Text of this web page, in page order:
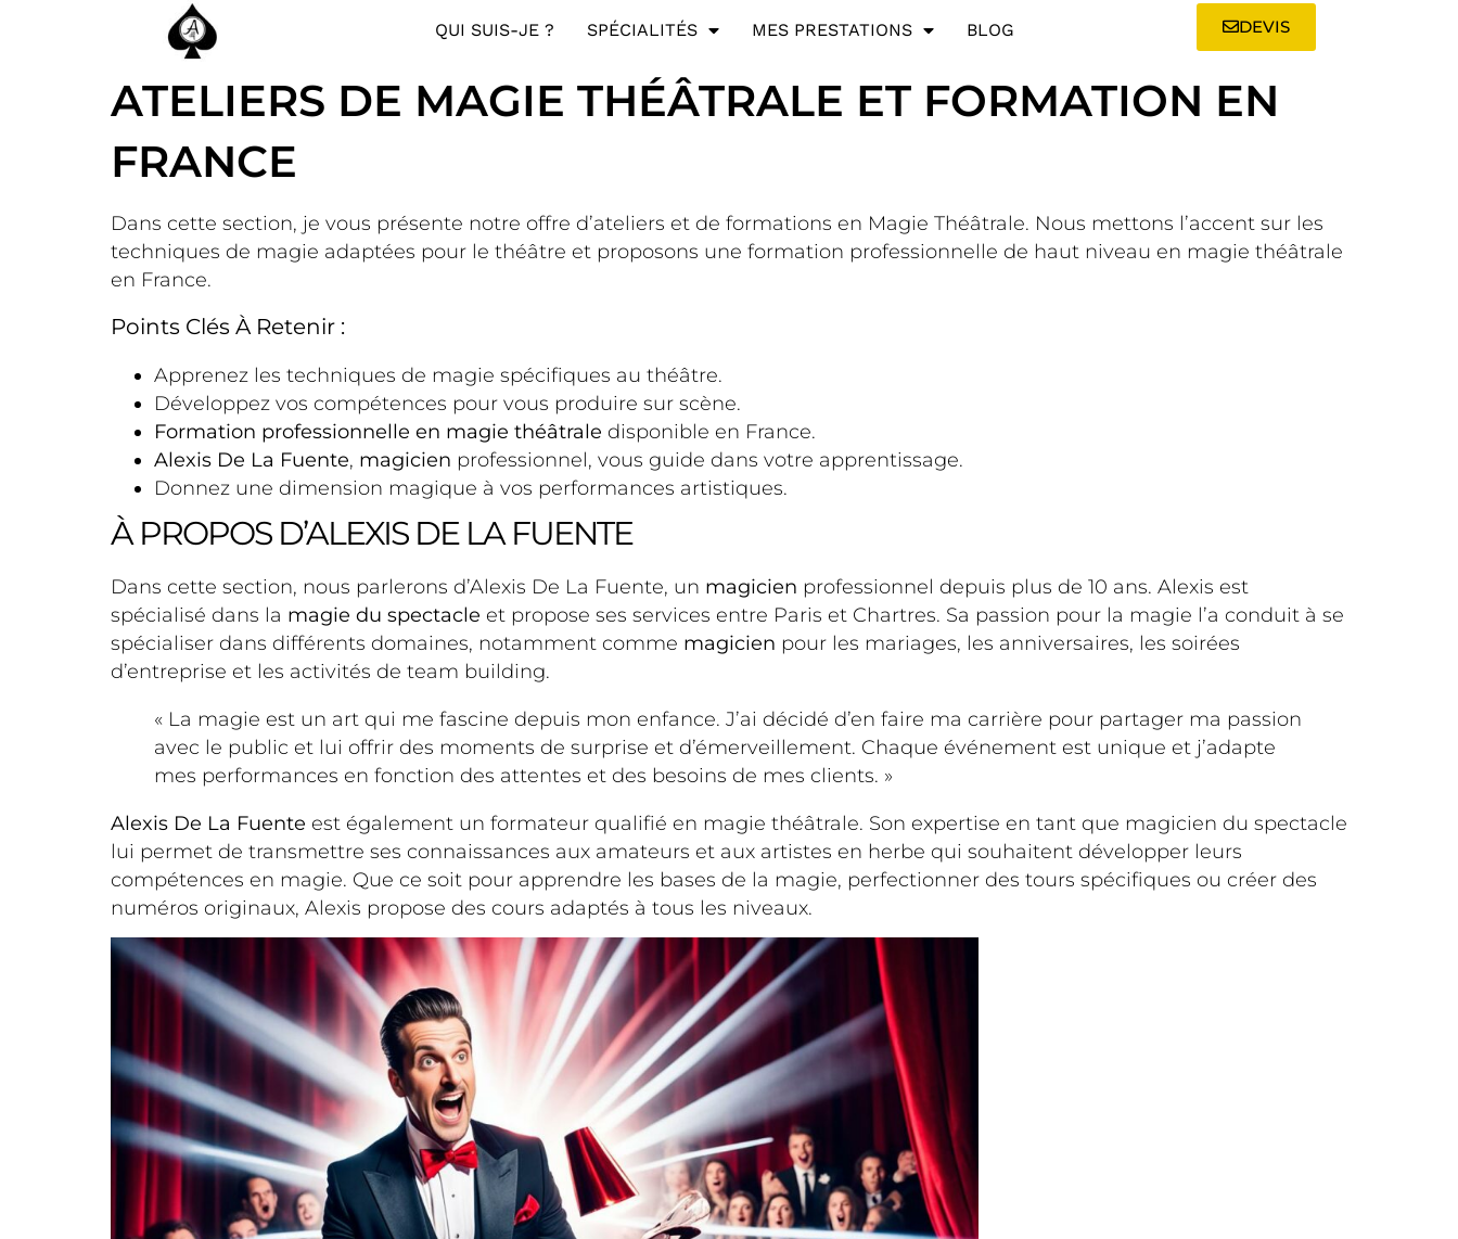
QUI SUIS-JE ? SPÉCIALITÉS MES PRESTATIONS BLOG DEVIS
ATELIERS DE MAGIE THÉÂTRALE ET FORMATION EN
FRANCE
Dans cette section, je vous présente notre offre d’ateliers et de formations en Magie Théâtrale. Nous mettons l’accent sur les
techniques de magie adaptées pour le théâtre et proposons une formation professionnelle de haut niveau en magie théâtrale
en France.
Points Clés À Retenir :
Apprenez les techniques de magie spécifiques au théâtre.
Développez vos compétences pour vous produire sur scène.
Formation professionnelle en magie théâtrale disponible en France.
Alexis De La Fuente, magicien professionnel, vous guide dans votre apprentissage.
Donnez une dimension magique à vos performances artistiques.
À PROPOS D’ALEXIS DE LA FUENTE
Dans cette section, nous parlerons d’Alexis De La Fuente, un magicien professionnel depuis plus de 10 ans. Alexis est
spécialisé dans la magie du spectacle et propose ses services entre Paris et Chartres. Sa passion pour la magie l’a conduit à se
spécialiser dans différents domaines, notamment comme magicien pour les mariages, les anniversaires, les soirées
d’entreprise et les activités de team building.
« La magie est un art qui me fascine depuis mon enfance. J’ai décidé d’en faire ma carrière pour partager ma passion
avec le public et lui offrir des moments de surprise et d’émerveillement. Chaque événement est unique et j’adapte
mes performances en fonction des attentes et des besoins de mes clients. »
Alexis De La Fuente est également un formateur qualifié en magie théâtrale. Son expertise en tant que magicien du spectacle
lui permet de transmettre ses connaissances aux amateurs et aux artistes en herbe qui souhaitent développer leurs
compétences en magie. Que ce soit pour apprendre les bases de la magie, perfectionner des tours spécifiques ou créer des
numéros originaux, Alexis propose des cours adaptés à tous les niveaux.